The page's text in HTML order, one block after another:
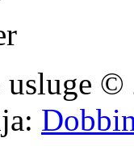
usluge